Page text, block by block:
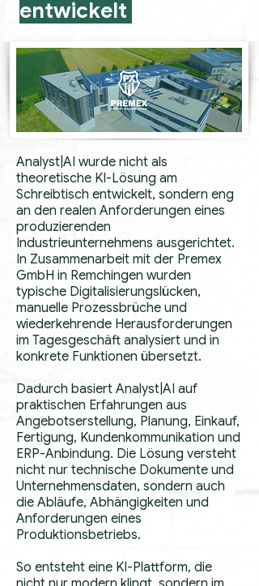
entwickelt
Analyst|AI wurde nicht als
theoretische KI-Lösung am
Schreibtisch entwickelt, sondern eng
an den realen Anforderungen eines
produzierenden
Industrieunternehmens ausgerichtet.
In Zusammenarbeit mit der Premex
GmbH in Remchingen wurden
typische Digitalisierungslücken,
manuelle Prozessbrüche und
wiederkehrende Herausforderungen
im Tagesgeschäft analysiert und in
konkrete Funktionen übersetzt.
Dadurch basiert Analyst|AI auf
praktischen Erfahrungen aus
Angebotserstellung, Planung, Einkauf,
Fertigung, Kundenkommunikation und
ERP-Anbindung. Die Lösung versteht
nicht nur technische Dokumente und
Unternehmensdaten, sondern auch
die Abläufe, Abhängigkeiten und
Anforderungen eines
Produktionsbetriebs.
So entsteht eine KI-Plattform, die